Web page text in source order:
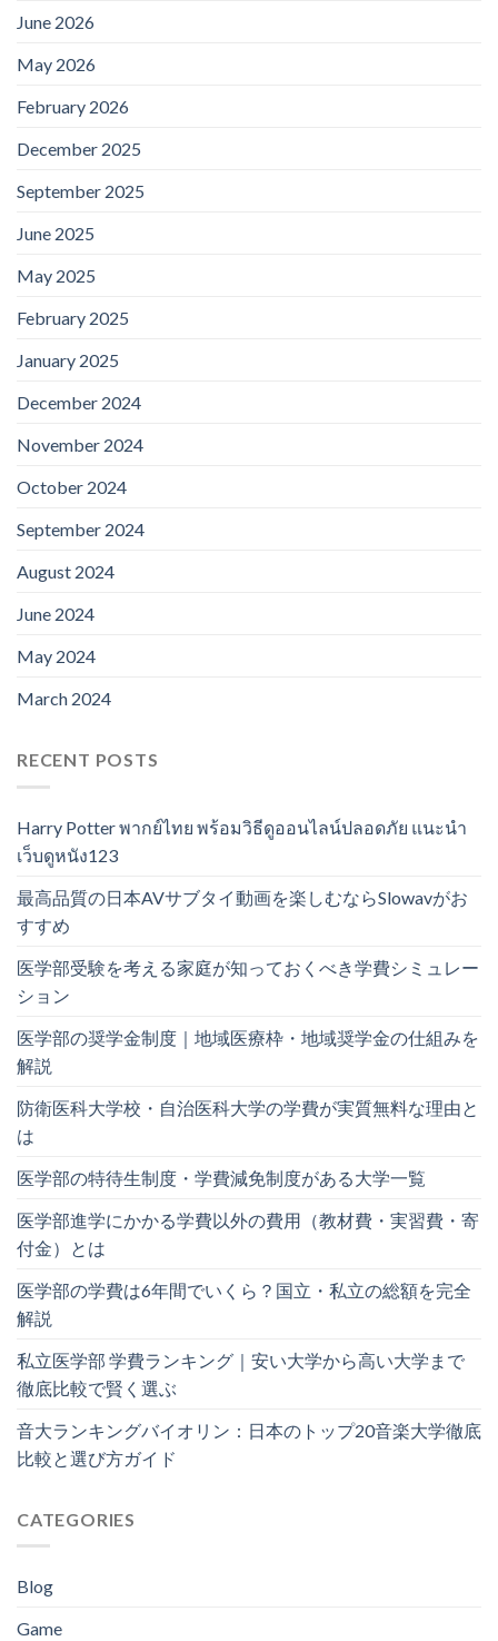
June 2026
May 2026
February 2026
December 2025
September 2025
June 2025
May 2025
February 2025
January 2025
December 2024
November 2024
October 2024
September 2024
August 2024
June 2024
May 2024
March 2024
RECENT POSTS
Harry Potter พากย์ไทย พร้อมวิธีดูออนไลน์ปลอดภัย แนะนำ
เว็บดูหนัง123
最高品質の日本AVサブタイ動画を楽しむならSlowavがお
すすめ
医学部受験を考える家庭が知っておくべき学費シミュレー
ション
医学部の奨学金制度｜地域医療枠・地域奨学金の仕組みを
解説
防衛医科大学校・自治医科大学の学費が実質無料な理由と
は
医学部の特待生制度・学費減免制度がある大学一覧
医学部進学にかかる学費以外の費用（教材費・実習費・寄
付金）とは
医学部の学費は6年間でいくら？国立・私立の総額を完全
解説
私立医学部 学費ランキング｜安い大学から高い大学まで
徹底比較で賢く選ぶ
音大ランキングバイオリン：日本のトップ20音楽大学徹底
比較と選び方ガイド
CATEGORIES
Blog
Game